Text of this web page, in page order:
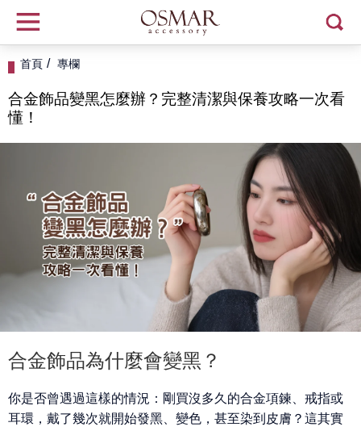
首頁 專欄
合金飾品變黑怎麼辦？完整清潔與保養攻略一次看
懂！
合金飾品為什麼會變黑？
你是否曾遇過這樣的情況：剛買沒多久的合金項鍊、戒指或
耳環，戴了幾次就開始發黑、變色，甚至染到皮膚？這其實